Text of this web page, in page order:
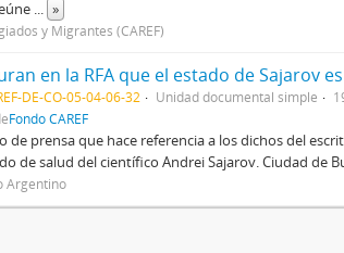
... »
y Migrantes (CAREF)
en la RFA que el estado de Sajarov
DE-CO-05-04-06-32 Unidad documental simple
Fondo CAREF
de prensa que hace referencia a los dichos del
de salud del científico Andrei Sajarov. Ciudad de
Argentino